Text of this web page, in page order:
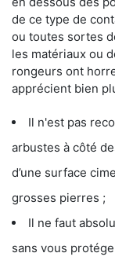
de ce type de
ou toutes sortes
les matériaux ou
rongeurs ont
apprécient bien
Il n'est pas
arbustes à côté
d’une surface
grosses pierres ;
Il ne faut
sans vous